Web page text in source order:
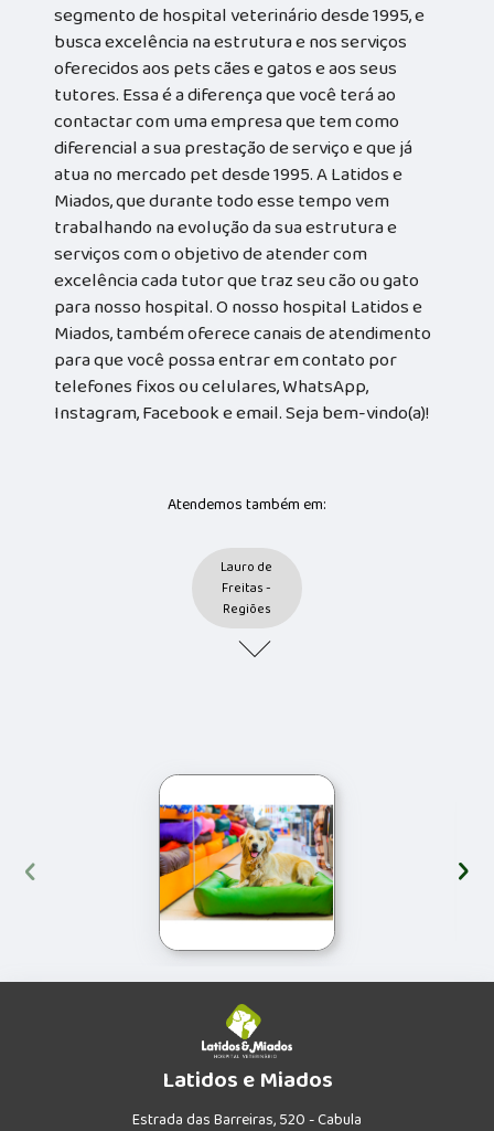
segmento de hospital veterinário desde 1995, e
busca excelência na estrutura e nos serviços
oferecidos aos pets cães e gatos e aos seus
tutores. Essa é a diferença que você terá ao
contactar com uma empresa que tem como
diferencial a sua prestação de serviço e que já
atua no mercado pet desde 1995. A Latidos e
Miados, que durante todo esse tempo vem
trabalhando na evolução da sua estrutura e
serviços com o objetivo de atender com
excelência cada tutor que traz seu cão ou gato
para nosso hospital. O nosso hospital Latidos e
Miados, também oferece canais de atendimento
para que você possa entrar em contato por
telefones fixos ou celulares, WhatsApp,
Instagram, Facebook e email. Seja bem-vindo(a)!
Atendemos também em:
Lauro de
Freitas -
Regiões
‹ ›
Latidos e Miados
Estrada das Barreiras, 520 - Cabula